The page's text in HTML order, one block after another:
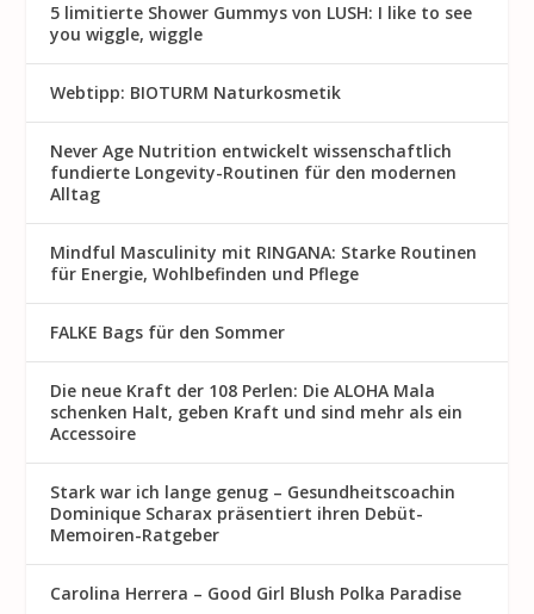
5 limitierte Shower Gummys von LUSH: I like to see
you wiggle, wiggle
Webtipp: BIOTURM Naturkosmetik
Never Age Nutrition entwickelt wissenschaftlich
fundierte Longevity-Routinen für den modernen
Alltag
Mindful Masculinity mit RINGANA: Starke Routinen
für Energie, Wohlbefinden und Pflege
FALKE Bags für den Sommer
Die neue Kraft der 108 Perlen: Die ALOHA Mala
schenken Halt, geben Kraft und sind mehr als ein
Accessoire
Stark war ich lange genug – Gesundheitscoachin
Dominique Scharax präsentiert ihren Debüt-
Memoiren-Ratgeber
Carolina Herrera – Good Girl Blush Polka Paradise